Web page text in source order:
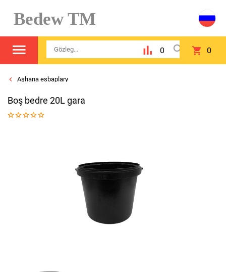
Bedew TM
0 0
Aşhana esbaplary
Boş bedre 20L gara